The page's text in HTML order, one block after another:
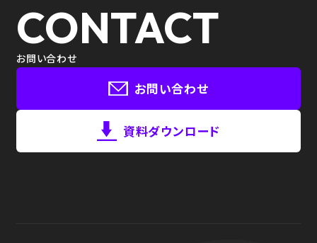
CONTACT
お問い合わせ
お問い合わせ
資料ダウンロード